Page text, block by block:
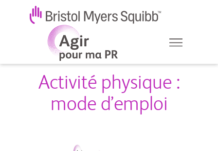
Activité physique :
mode d’emploi